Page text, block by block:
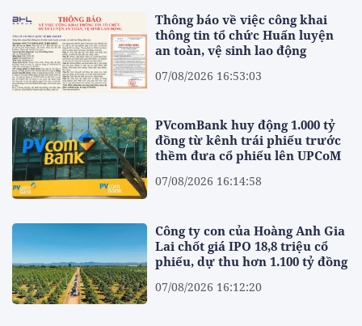
Thông báo về việc công khai
thông tin tổ chức Huấn luyện
an toàn, vệ sinh lao động
07/08/2026 16:53:03
PVcomBank huy động 1.000 tỷ
đồng từ kênh trái phiếu trước
thềm đưa cổ phiếu lên UPCoM
07/08/2026 16:14:58
Công ty con của Hoàng Anh Gia
Lai chốt giá IPO 18,8 triệu cổ
phiếu, dự thu hơn 1.100 tỷ đồng
07/08/2026 16:12:20